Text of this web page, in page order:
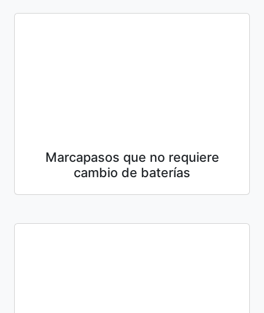
Marcapasos que no requiere
cambio de baterías